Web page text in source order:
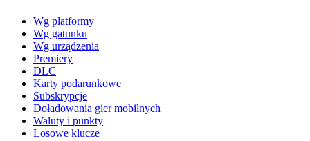
Wg platformy
Wg gatunku
Wg urządzenia
Premiery
DLC
Karty podarunkowe
Subskrypcje
Doładowania gier mobilnych
Waluty i punkty
Losowe klucze